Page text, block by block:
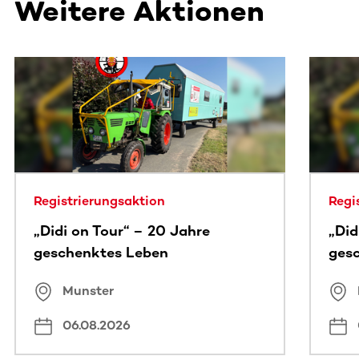
Weitere Aktionen
Dieser Bereich enthält horizontal scrollbare Inhalte.
Registrierungsaktion
„Didi on Tour“ – 20 Jahre
geschenktes Leben
Munster
06.08.2026